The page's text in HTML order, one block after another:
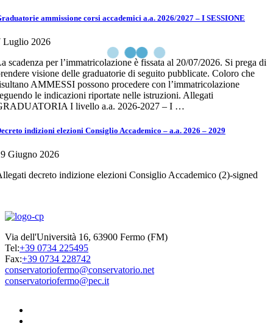
ammissione corsi accademici a.a. 2026/2027 – I SESSIONE
Luglio 2026
scadenza per l’immatricolazione è fissata al 20/07/2026. Si prega di
visione delle graduatorie di seguito pubblicate. Coloro che
AMMESSI possono procedere con l’immatricolazione
le indicazioni riportate nelle istruzioni. Allegati
I livello a.a. 2026-2027 – I …
indizioni elezioni Consiglio Accademico – a.a. 2026 – 2029
Giugno 2026
decreto indizione elezioni Consiglio Accademico (2)-signed
Via dell'Università 16, 63900 Fermo (FM)
Tel:+39 0734 225495
Fax:+39 0734 228742
conservatoriofermo@conservatorio.net
conservatoriofermo@pec.it